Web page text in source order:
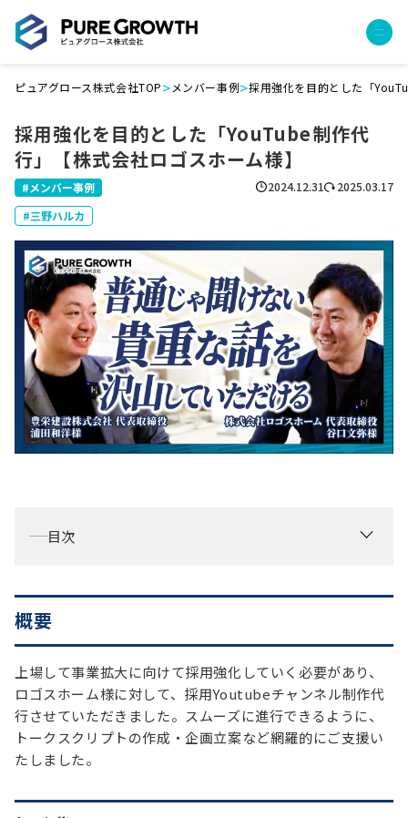
経営コンサルティング
PGハウス（住宅フランチャイズ）
成長ビルダー視察会・勉強会
土地・顧客管理システム
事例
プロジェクト事例
クライアントボイス
お役立ち情報
資料ダウンロード
資料ダウンロード
ピュアグロース株式会社TOP> メンバー事例>採用強化を目的とした「
採用強化を目的とした「YouTube制作代
行」【株式会社ロゴスホーム様】
2024.12.31 2025.03.17
メンバー事例
三野ハルカ
目次
概要
上場して事業拡大に向けて採用強化していく必要があり、
ロゴスホーム様に対して、採用Youtubeチャンネル制作代
行させていただきました。スムーズに進行できるように、
トークスクリプトの作成・企画立案など網羅的にご支援い
たしました。